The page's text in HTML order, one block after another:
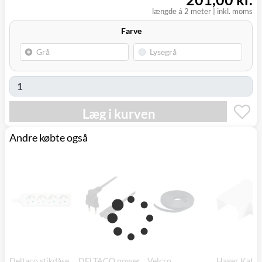
længde á 2 meter inkl. moms
Farve
Læg i kurven
Andre købte også